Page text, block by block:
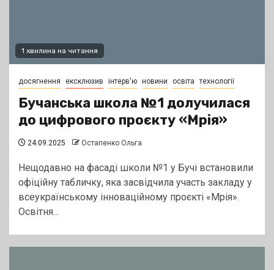
1 хвилина на читання
досягнення ексклюзив інтерв'ю новини освіта технології
Бучанська школа №1 долучилася
до цифрового проєкту «Мрія»
24.09.2025 Остапенко Ольга
Нещодавно на фасаді школи №1 у Бучі встановили
офіційну табличку, яка засвідчила участь закладу у
всеукраїнському інноваційному проєкті «Мрія».
Освітня...